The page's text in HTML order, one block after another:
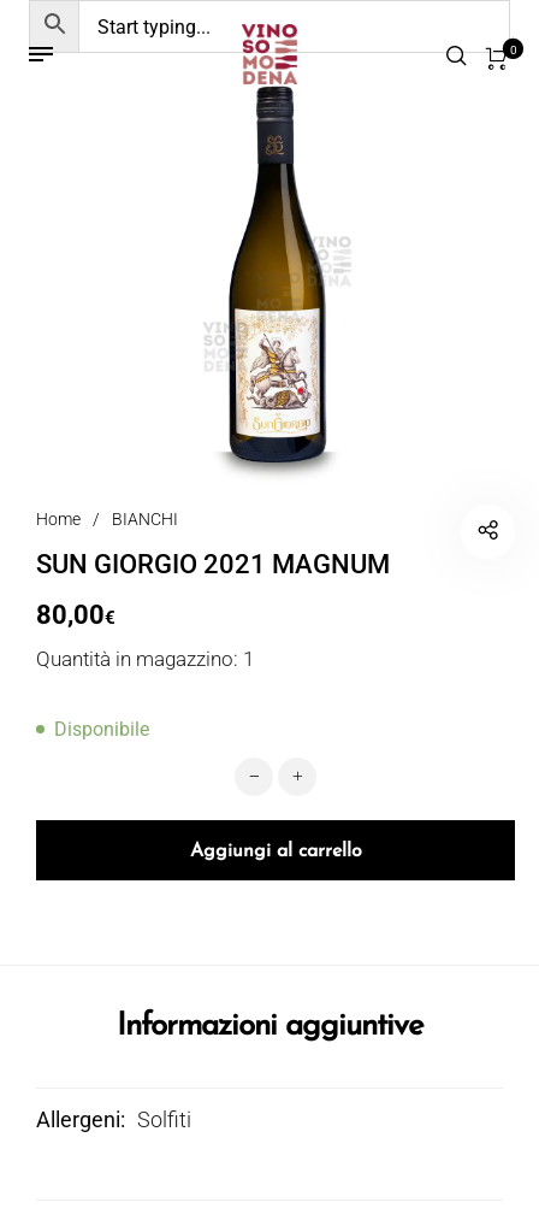
0
Home / BIANCHI
SUN GIORGIO 2021 MAGNUM
80,00€
Quantità in magazzino: 1
Disponibile
SUN GIORGIO 2021 MAGNUM
Aggiungi al carrello
Informazioni aggiuntive
Allergeni Solfiti